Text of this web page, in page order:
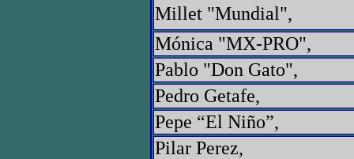
Millet "Mundial",
Mónica "MX-PRO",
Pablo "Don Gato",
Pedro Getafe,
Pepe “El Niño”,
Pilar Perez,